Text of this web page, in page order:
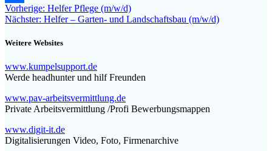
Teilen
Beitragsnavigation
Vorherige: Vorheriger
Beitrag:
Helfer Pflege (m/w/d)
Nächster: Nächster
Helfer – Garten- und Landschaftsbau (m/w/d)
Weitere Websites
www.kumpelsupport.de
Werde headhunter und hilf Freunden
www.pav-arbeitsvermittlung.de
Private Arbeitsvermittlung /Profi Bewerbungsmappen
www.digit-it.de
Digitalisierungen Video, Foto, Firmenarchive